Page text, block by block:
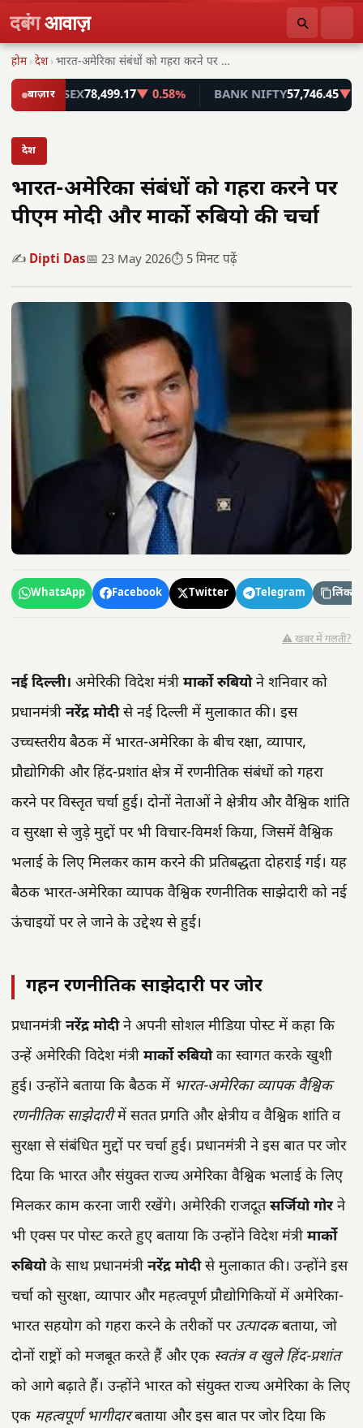
दबंगआवाज़
होम ›देश › भारत-अमेरिका संबंधों को गहरा करने पर पीएम मोदी…
बाज़ार
SENSEX 78,499.17▼ 0.58% BANK NIFTY57,746.45▼ 0.55%
देश
भारत-अमेरिका संबंधों को गहरा करने पर
पीएम मोदी और मार्को रुबियो की चर्चा
✍️ Dipti Das📅 23 May 2026⏱️ 5 मिनट पढ़ें
WhatsApp Facebook Twitter Telegram लिंक
⚠️ खबर में गलती?
नई दिल्ली। अमेरिकी विदेश मंत्री मार्को रुबियोने शनिवार को
प्रधानमंत्री नरेंद्र मोदीसे नई दिल्ली में मुलाकात की। इस
उच्चस्तरीय बैठक में भारत-अमेरिका के बीच रक्षा, व्यापार,
प्रौद्योगिकी और हिंद-प्रशांत क्षेत्र में रणनीतिक संबंधों को गहरा
करने पर विस्तृत चर्चा हुई। दोनों नेताओं ने क्षेत्रीय और वैश्विक शांति
व सुरक्षा से जुड़े मुद्दों पर भी विचार-विमर्श किया, जिसमें वैश्विक
भलाई के लिए मिलकर काम करने की प्रतिबद्धता दोहराई गई। यह
बैठक भारत-अमेरिका व्यापक वैश्विक रणनीतिक साझेदारी को नई
ऊंचाइयों पर ले जाने के उद्देश्य से हुई।
गहन रणनीतिक साझेदारी पर जोर
प्रधानमंत्री नरेंद्र मोदीने अपनी सोशल मीडिया पोस्ट में कहा कि
उन्हें अमेरिकी विदेश मंत्री मार्को रुबियोका स्वागत करके खुशी
हुई। उन्होंने बताया कि बैठक में भारत-अमेरिका व्यापक वैश्विक
रणनीतिक साझेदारीमें सतत प्रगति और क्षेत्रीय व वैश्विक शांति व
सुरक्षा से संबंधित मुद्दों पर चर्चा हुई। प्रधानमंत्री ने इस बात पर जोर
दिया कि भारत और संयुक्त राज्य अमेरिका वैश्विक भलाई के लिए
मिलकर काम करना जारी रखेंगे। अमेरिकी राजदूतसर्जियो गोरने
भी एक्स पर पोस्ट करते हुए बताया कि उन्होंने विदेश मंत्री मार्को
रुबियोके साथ प्रधानमंत्री नरेंद्र मोदीसे मुलाकात की। उन्होंने इस
चर्चा को सुरक्षा, व्यापार और महत्वपूर्ण प्रौद्योगिकियों में अमेरिका-
भारत सहयोग को गहरा करने के तरीकों पर उत्पादकबताया, जो
दोनों राष्ट्रों को मजबूत करते हैं और एक स्वतंत्र व खुले हिंद-प्रशांत
को आगे बढ़ाते हैं। उन्होंने भारत को संयुक्त राज्य अमेरिका के लिए
एक महत्वपूर्ण भागीदारबताया और इस बात पर जोर दिया कि